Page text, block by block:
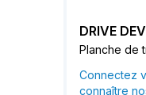
DRIVE
Planche de
Connectez
connaître